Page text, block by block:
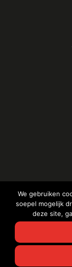
We gebruiken
soepel mogelijk
deze site,